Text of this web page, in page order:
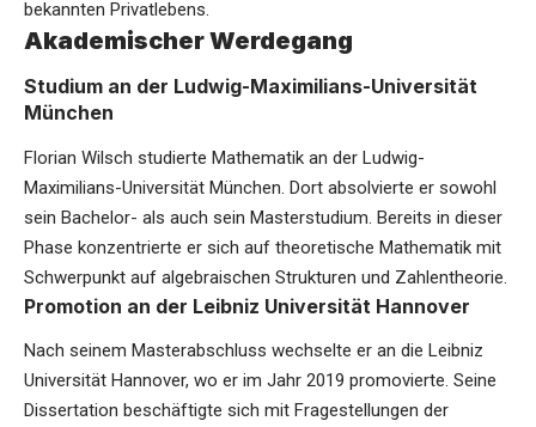
bekannten Privatlebens.
Akademischer Werdegang
Studium an der Ludwig-Maximilians-Universität
München
Florian Wilsch studierte Mathematik an der Ludwig-
Maximilians-Universität München. Dort absolvierte er sowohl
sein Bachelor- als auch sein Masterstudium. Bereits in dieser
Phase konzentrierte er sich auf theoretische Mathematik mit
Schwerpunkt auf algebraischen Strukturen und Zahlentheorie.
Promotion an der Leibniz Universität Hannover
Nach seinem Masterabschluss wechselte er an die Leibniz
Universität Hannover, wo er im Jahr 2019 promovierte. Seine
Dissertation beschäftigte sich mit Fragestellungen der